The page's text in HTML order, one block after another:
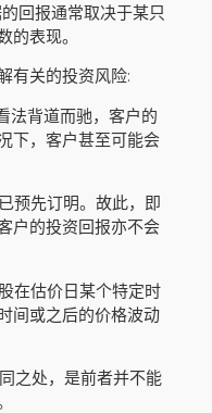
回报通常取决于某只
的表现。
有关的投资风险:
法背道而驰，客户的
下，客户甚至可能会
预先订明。故此，即
户的投资回报亦不会
在估价日某个特定时
间或之后的价格波动
之处，是前者并不能